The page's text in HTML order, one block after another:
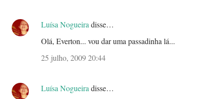
Luísa Nogueiradisse…
Olá, Everton... vou dar uma passadinha lá...
25 julho, 2009 20:44
Luísa Nogueiradisse…